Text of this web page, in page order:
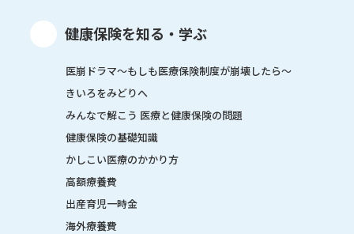
健康保険を知る・学ぶ
医崩ドラマ〜もしも医療保険制度が崩壊したら〜
きいろをみどりへ
みんなで解こう 医療と健康保険の問題
健康保険の基礎知識
かしこい医療のかかり方
高額療養費
出産育児一時金
海外療養費